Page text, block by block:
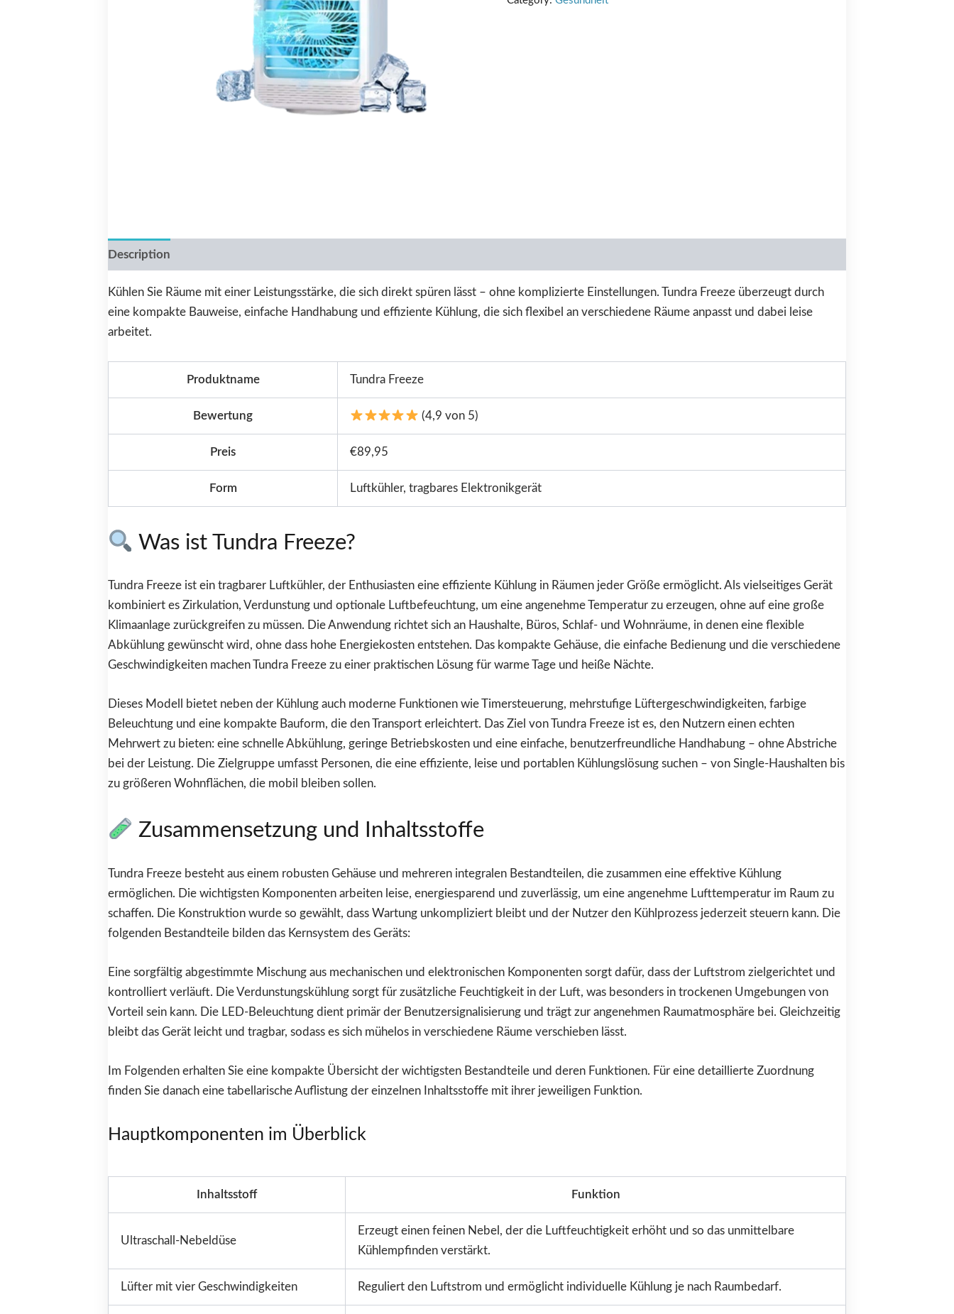
Description
Kühlen Sie Räume mit einer Leistungsstärke, die sich direkt spüren lässt – ohne komplizierte Einstellungen. Tundra Freeze überzeugt durch
eine kompakte Bauweise, einfache Handhabung und effiziente Kühlung, die sich flexibel an verschiedene Räume anpasst und dabei leise
arbeitet.
Produktname Tundra Freeze
Bewertung (4,9 von 5)
Preis €89,95
Form Luftkühler, tragbares Elektronikgerät
Was ist Tundra Freeze?
Tundra Freeze ist ein tragbarer Luftkühler, der Enthusiasten eine effiziente Kühlung in Räumen jeder Größe ermöglicht. Als vielseitiges Gerät
kombiniert es Zirkulation, Verdunstung und optionale Luftbefeuchtung, um eine angenehme Temperatur zu erzeugen, ohne auf eine große
Klimaanlage zurückgreifen zu müssen. Die Anwendung richtet sich an Haushalte, Büros, Schlaf- und Wohnräume, in denen eine flexible
Abkühlung gewünscht wird, ohne dass hohe Energiekosten entstehen. Das kompakte Gehäuse, die einfache Bedienung und die verschiedene
Geschwindigkeiten machen Tundra Freeze zu einer praktischen Lösung für warme Tage und heiße Nächte.
Dieses Modell bietet neben der Kühlung auch moderne Funktionen wie Timersteuerung, mehrstufige Lüftergeschwindigkeiten, farbige
Beleuchtung und eine kompakte Bauform, die den Transport erleichtert. Das Ziel von Tundra Freeze ist es, den Nutzern einen echten
Mehrwert zu bieten: eine schnelle Abkühlung, geringe Betriebskosten und eine einfache, benutzerfreundliche Handhabung – ohne Abstriche
bei der Leistung. Die Zielgruppe umfasst Personen, die eine effiziente, leise und portablen Kühlungslösung suchen – von Single-Haushalten bis
zu größeren Wohnflächen, die mobil bleiben sollen.
Zusammensetzung und Inhaltsstoffe
Tundra Freeze besteht aus einem robusten Gehäuse und mehreren integralen Bestandteilen, die zusammen eine effektive Kühlung
ermöglichen. Die wichtigsten Komponenten arbeiten leise, energiesparend und zuverlässig, um eine angenehme Lufttemperatur im Raum zu
schaffen. Die Konstruktion wurde so gewählt, dass Wartung unkompliziert bleibt und der Nutzer den Kühlprozess jederzeit steuern kann. Die
folgenden Bestandteile bilden das Kernsystem des Geräts:
Eine sorgfältig abgestimmte Mischung aus mechanischen und elektronischen Komponenten sorgt dafür, dass der Luftstrom zielgerichtet und
kontrolliert verläuft. Die Verdunstungskühlung sorgt für zusätzliche Feuchtigkeit in der Luft, was besonders in trockenen Umgebungen von
Vorteil sein kann. Die LED-Beleuchtung dient primär der Benutzersignalisierung und trägt zur angenehmen Raumatmosphäre bei. Gleichzeitig
bleibt das Gerät leicht und tragbar, sodass es sich mühelos in verschiedene Räume verschieben lässt.
Im Folgenden erhalten Sie eine kompakte Übersicht der wichtigsten Bestandteile und deren Funktionen. Für eine detaillierte Zuordnung
finden Sie danach eine tabellarische Auflistung der einzelnen Inhaltsstoffe mit ihrer jeweiligen Funktion.
Hauptkomponenten im Überblick
Inhaltsstoff Funktion
Ultraschall-Nebeldüse
Erzeugt einen feinen Nebel, der die Luftfeuchtigkeit erhöht und so das unmittelbare
Kühlempfinden verstärkt.
Lüfter mit vier Geschwindigkeiten Reguliert den Luftstrom und ermöglicht individuelle Kühlung je nach Raumbedarf.